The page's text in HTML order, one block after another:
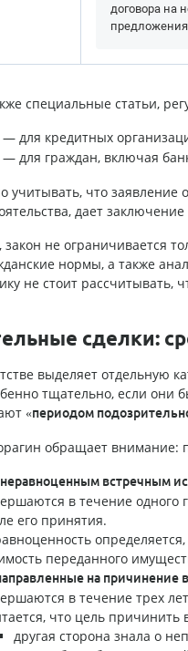
договора на
специальные статьи,
для кредитных
— для граждан, включая
учитывать, что заявление
дает
не ограничивается
нормы, а также
не стоит
сделки:
выделяет отдельную
тщательно, если они
«периодом
обращает внимание:
встречным
в течение одного
его принятия.
переданного
на причинение
в течение трех
что цель причинить
другая сторона знала о